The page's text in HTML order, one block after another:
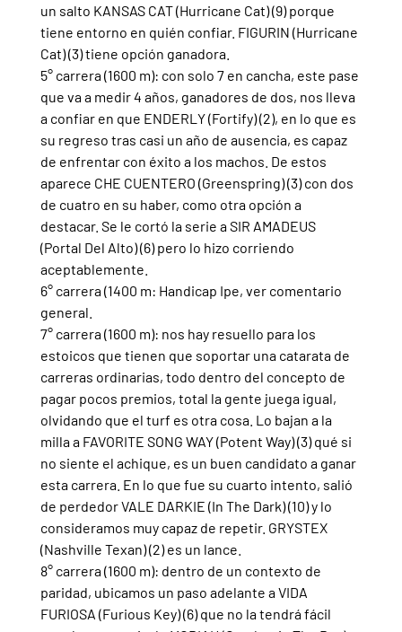
un salto KANSAS CAT (Hurricane Cat) (9) porque
tiene entorno en quién confiar. FIGURIN (Hurricane
Cat) (3) tiene opción ganadora.
5° carrera (1600 m): con solo 7 en cancha, este pase
que va a medir 4 años, ganadores de dos, nos lleva
a confiar en que ENDERLY (Fortify) (2), en lo que es
su regreso tras casi un año de ausencia, es capaz
de enfrentar con éxito a los machos. De estos
aparece CHE CUENTERO (Greenspring) (3) con dos
de cuatro en su haber, como otra opción a
destacar. Se le cortó la serie a SIR AMADEUS
(Portal Del Alto) (6) pero lo hizo corriendo
aceptablemente.
6° carrera (1400 m: Handicap Ipe, ver comentario
general.
7° carrera (1600 m): nos hay resuello para los
estoicos que tienen que soportar una catarata de
carreras ordinarias, todo dentro del concepto de
pagar pocos premios, total la gente juega igual,
olvidando que el turf es otra cosa. Lo bajan a la
milla a FAVORITE SONG WAY (Potent Way) (3) qué si
no siente el achique, es un buen candidato a ganar
esta carrera. En lo que fue su cuarto intento, salió
de perdedor VALE DARKIE (In The Dark) (10) y lo
consideramos muy capaz de repetir. GRYSTEX
(Nashville Texan) (2) es un lance.
8° carrera (1600 m): dentro de un contexto de
paridad, ubicamos un paso adelante a VIDA
FURIOSA (Furious Key) (6) que no la tendrá fácil